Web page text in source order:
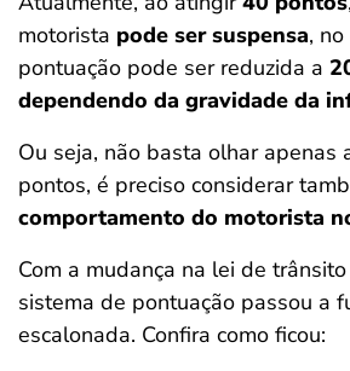
motorista pode ser suspensa,
pontuação pode ser reduzida a
dependendo da gravidade da
Ou seja, não basta olhar apenas
pontos, é preciso considerar
comportamento do motorista
Com a mudança na lei de
sistema de pontuação passou a
escalonada. Confira como ficou: